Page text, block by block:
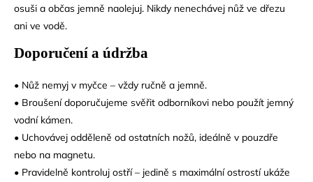
osuši a občas jemně naolejuj. Nikdy nenechávej nůž ve dřezu
ani ve vodě.
Doporučení a údržba
• Nůž nemyj v myčce – vždy ručně a jemně.
• Broušení doporučujeme svěřit odborníkovi nebo použít jemný
vodní kámen.
• Uchovávej odděleně od ostatních nožů, ideálně v pouzdře
nebo na magnetu.
• Pravidelně kontroluj ostří – jedině s maximální ostrostí ukáže